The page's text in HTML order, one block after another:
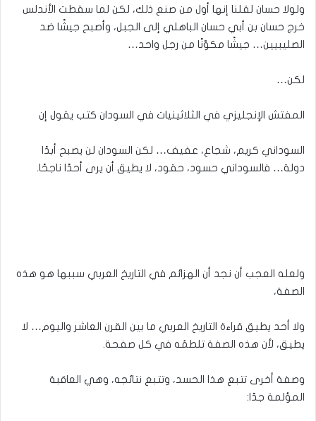
ولولا حسان لقلنا إنها أول من صنع ذلك، لكن لما سقطت الأندلس
خرج حسان بن أبي حسان الباهلي إلى الجبل، وأصبح جيشًا ضد
الصليبيين… جيشًا مكوّنًا من رجل واحد…
لكن…
المفتش الإنجليزي في الثلاثينيات في السودان كتب يقول إن
السوداني كريم، شجاع، عفيف… لكن السودان لن يصبح أبدًا
دولة… فالسوداني حسود، حقود، لا يطيق أن يرى أحدًا ناجحًا.
ولعله العجب أن نجد أن الهزائم في التاريخ العربي سببها هو هذه
الصفة،
ولا أحد يطيق قراءة التاريخ العربي ما بين القرن العاشر واليوم… لا
يطيق، لأن هذه الصفة تلطمُه في كل صفحة.
وصفة أخرى تتبع هذا الحسد، وتتبع نتائجه، وهي العاقبة
المؤلمة جدًا: